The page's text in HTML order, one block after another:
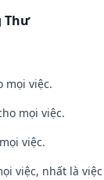
Thư
mọi việc.
mọi việc.
việc.
việc, nhất là